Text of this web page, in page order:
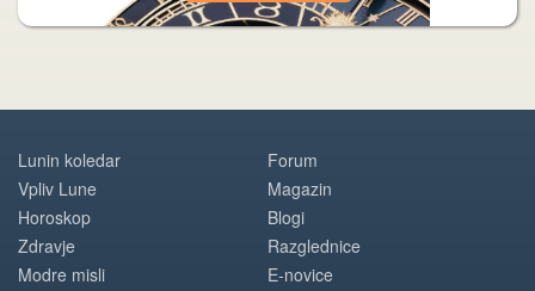
Lunin koledar
Vpliv Lune
Horoskop
Zdravje
Modre misli
Forum
Magazin
Blogi
Razglednice
E-novice